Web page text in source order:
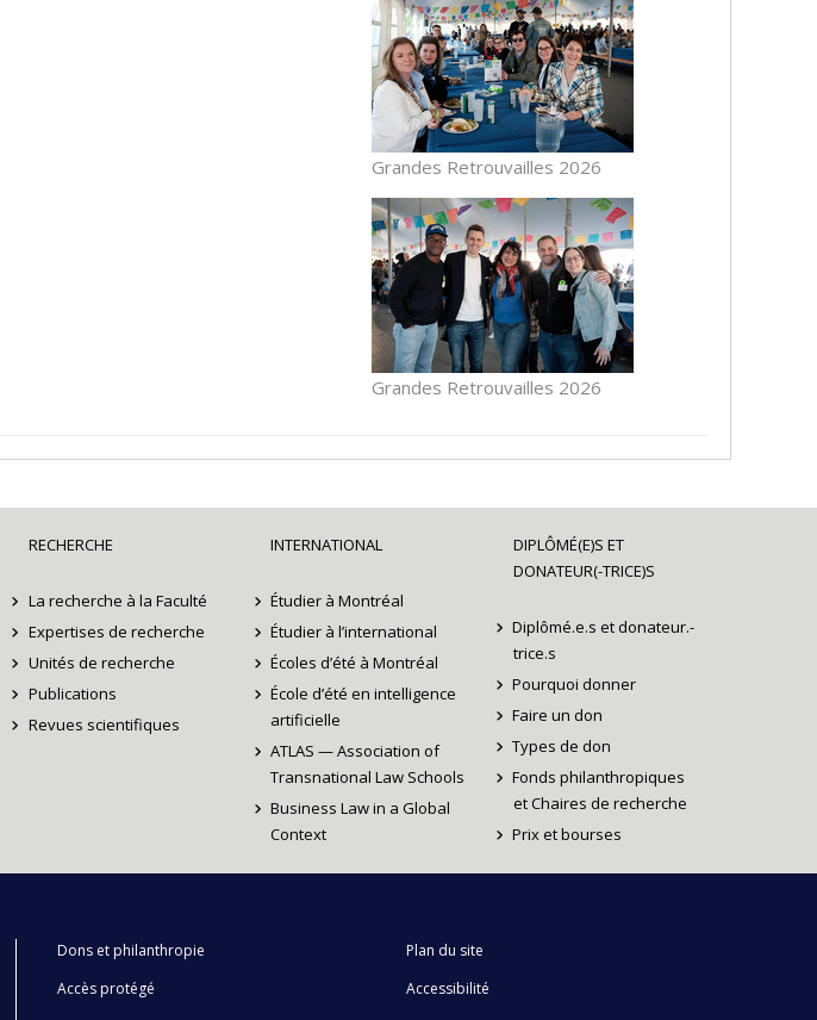
Grandes Retrouvailles 2026
Grandes Retrouvailles 2026
RECHERCHE
La recherche à la Faculté
Expertises de recherche
Unités de recherche
Publications
Revues scientifiques
INTERNATIONAL
Étudier à Montréal
Étudier à l’international
Écoles d’été à Montréal
École d’été en intelligence
artificielle
ATLAS — Association of
Transnational Law Schools
Business Law in a Global
Context
DIPLÔMÉ(E)S ET
DONATEUR(-TRICE)S
Diplômé.e.s et donateur.-
trice.s
Pourquoi donner
Faire un don
Types de don
Fonds philanthropiques
et Chaires de recherche
Prix et bourses
Dons et philanthropie
Accès protégé
Plan du site
Accessibilité